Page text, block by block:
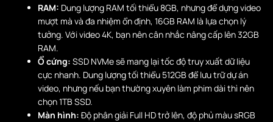
RAM: Dung lượng RAM tối thiểu 8GB, nhưng để dựng video
mượt mà và đa nhiệm ổn định, 16GB RAM là lựa chọn lý
tưởng. Với video 4K, bạn nên cân nhắc nâng cấp lên 32GB
RAM.
Ổ cứng: SSD NVMe sẽ mang lại tốc độ truy xuất dữ liệu
cực nhanh. Dung lượng tối thiểu 512GB để lưu trữ dự án
video, nhưng nếu bạn thường xuyên làm phim dài thì nên
chọn 1TB SSD.
Màn hình: Độ phân giải Full HD trở lên, độ phủ màu sRGB